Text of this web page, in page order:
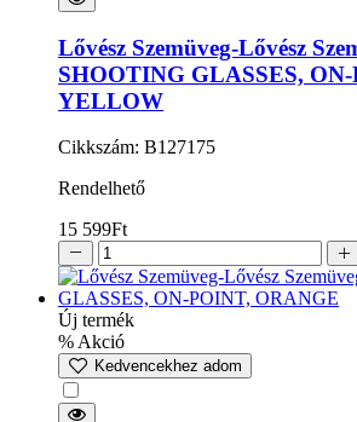
Lővész Szemüveg-Lővész
SHOOTING GLASSES,
YELLOW
Cikkszám: B127175
Rendelhető
15 599Ft
Új termék
% Akció
Kedvencekhez adom